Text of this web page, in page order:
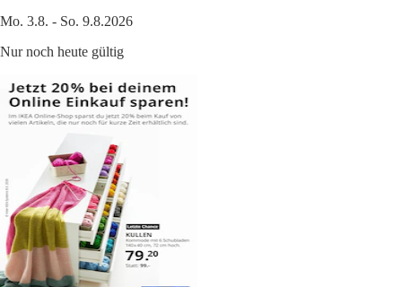
Mo. 3.8. - So. 9.8.2026
Nur noch heute gültig